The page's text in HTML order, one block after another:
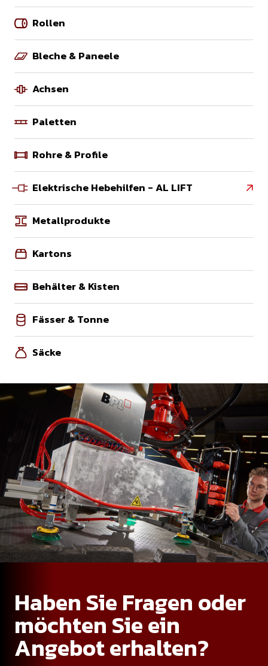
Rollen
Bleche & Paneele
Achsen
Paletten
Rohre & Profile
Elektrische Hebehilfen - AL LIFT 
Metallprodukte
Kartons
Behälter & Kisten
Fässer & Tonne
Säcke
Haben Sie Fragen oder
möchten Sie ein
Angebot erhalten?